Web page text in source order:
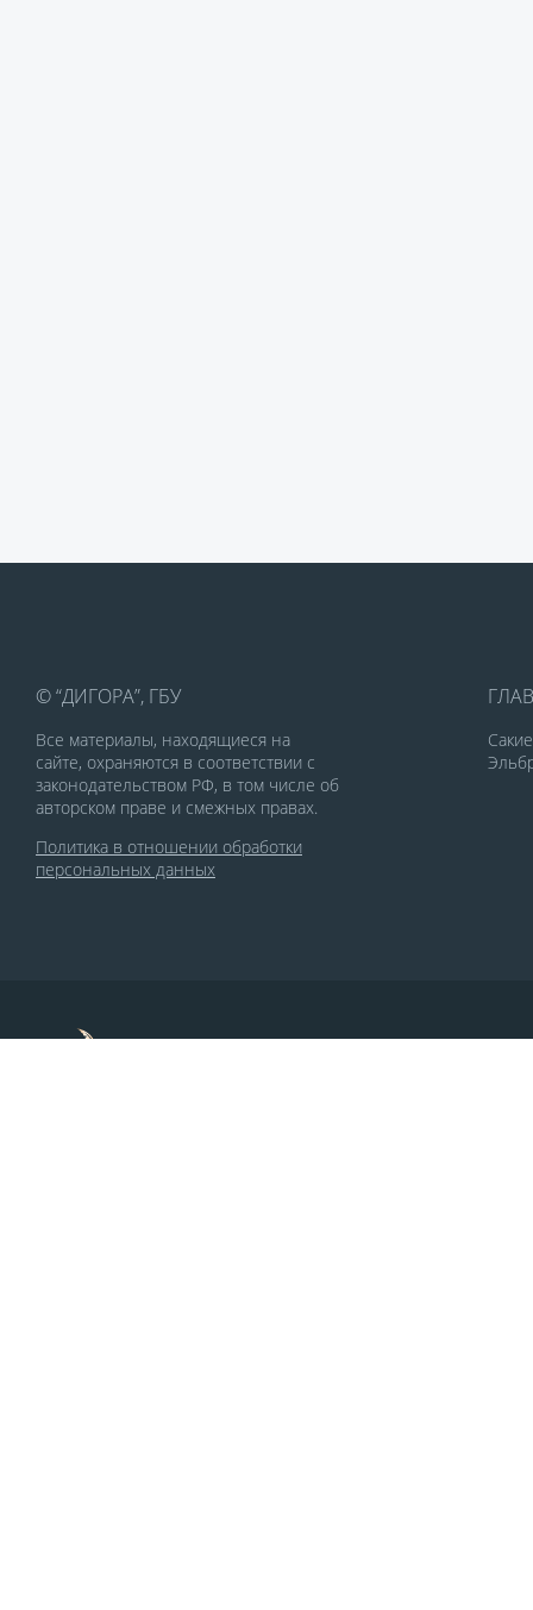
© “ДИГОРА”, ГБУ
Все материалы, находящиеся на
сайте, охраняются в соответствии с
законодательством РФ, в том числе об
авторском праве и смежных правах.
Политика в отношении обработки
персональных данных